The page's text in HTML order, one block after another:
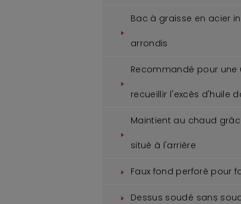
Bac à graisse en acier
arrondis
Recommandé pour
recueillir l'excès d'huile
Maintient au chaud
situé à l'arrière
Faux fond perforé pour
Dessus soudé sans